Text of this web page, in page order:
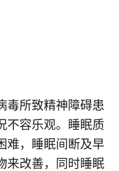
毒所致精神障碍患
不容乐观。睡眠质
难，睡眠间断及早
来改善，同时睡眠